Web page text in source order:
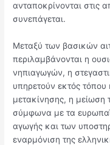
ανταποκρίνονται στις
συνεπάγεται.
Μεταξύ των βασικών
περιλαμβάνονται η
νηπιαγωγών, η
υπηρετούν εκτός
μετακίνησης, η μείωση
σύμφωνα με τα
αγωγής και των
εναρμόνιση της